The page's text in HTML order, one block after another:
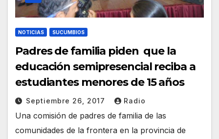
NOTICIAS SUCUMBIOS
Padres de familia piden que la
educación semipresencial reciba a
estudiantes menores de 15 años
Septiembre 26, 2017 Radio
Una comisión de padres de familia de las
comunidades de la frontera en la provincia de